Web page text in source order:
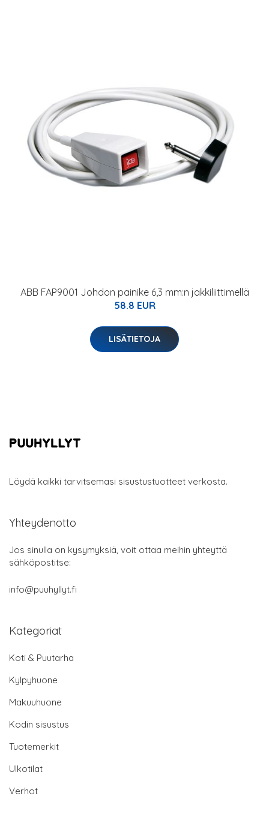
ABB FAP9001 Johdon painike 6,3 mm:n jakkiliittimellä
58.8 EUR
LISÄTIETOJA
Löydä kaikki tarvitsemasi sisustustuotteet verkosta.
Yhteydenotto
Jos sinulla on kysymyksiä, voit ottaa meihin yhteyttä
sähköpostitse:
info@puuhyllyt.fi
Kategoriat
Koti & Puutarha
Kylpyhuone
Makuuhuone
Kodin sisustus
Tuotemerkit
Ulkotilat
Verhot